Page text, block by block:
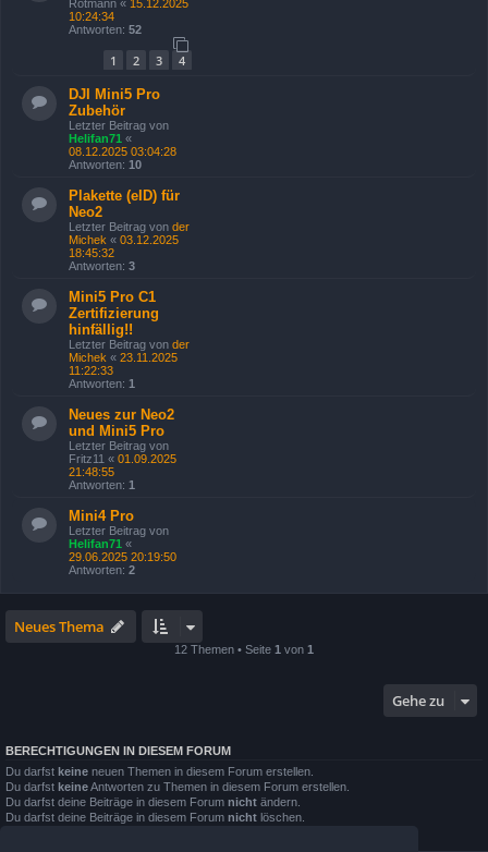
Rotmann « 15.12.2025
10:24:34
Antworten: 52
1 2 3 4
DJI Mini5 Pro
Zubehör
Letzter Beitrag von
Helifan71 «
08.12.2025 03:04:28
Antworten: 10
Plakette (eID) für
Neo2
Letzter Beitrag von der
Michek « 03.12.2025
18:45:32
Antworten: 3
Mini5 Pro C1
Zertifizierung
hinfällig!!
Letzter Beitrag von der
Michek « 23.11.2025
11:22:33
Antworten: 1
Neues zur Neo2
und Mini5 Pro
Letzter Beitrag von
Fritz11 « 01.09.2025
21:48:55
Antworten: 1
Mini4 Pro
Letzter Beitrag von
Helifan71 «
29.06.2025 20:19:50
Antworten: 2
Neues Thema
12 Themen • Seite 1 von 1
Gehe zu
BERECHTIGUNGEN IN DIESEM FORUM
Du darfst keine neuen Themen in diesem Forum erstellen.
Du darfst keineAntworten zu Themen in diesem Forum erstellen.
Du darfst deine Beiträge in diesem Forum nicht ändern.
Du darfst deine Beiträge in diesem Forum nicht löschen.